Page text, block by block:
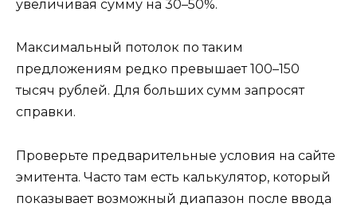
увеличивая сумму на 30–50%.
Максимальный потолок по таким
предложениям редко превышает 100–150
тысяч рублей. Для больших сумм запросят
справки.
Проверьте предварительные условия на сайте
эмитента. Часто там есть калькулятор, который
показывает возможный диапазон после ввода